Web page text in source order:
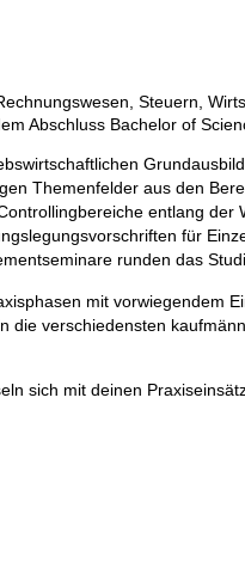
Steuern,
Abschluss Bachelor of
Themenfelder aus den
entlang der
für
runden das
mit vorwiegendem
die verschiedensten
sich mit deinen